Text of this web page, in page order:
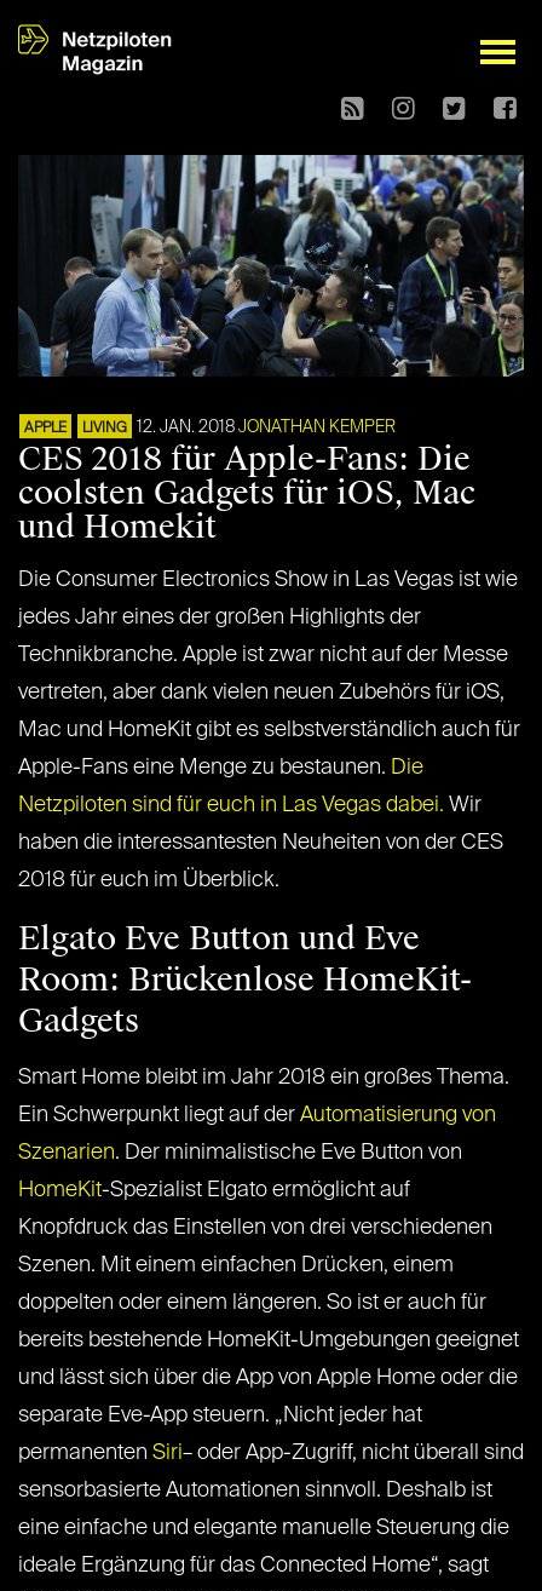
open
APPLE LIVING 12. JAN. 2018 JONATHAN KEMPER
CES 2018 für Apple-Fans: Die
coolsten Gadgets für iOS, Mac
und Homekit
Die Consumer Electronics Show in Las Vegas ist wie
jedes Jahr eines der großen Highlights der
Technikbranche. Apple ist zwar nicht auf der Messe
vertreten, aber dank vielen neuen Zubehörs für iOS,
Mac und HomeKit gibt es selbstverständlich auch für
Apple-Fans eine Menge zu bestaunen. Die
Netzpiloten sind für euch in Las Vegas dabei. Wir
haben die interessantesten Neuheiten von der CES
2018 für euch im Überblick.
Elgato Eve Button und Eve
Room: Brückenlose HomeKit-
Gadgets
Smart Home bleibt im Jahr 2018 ein großes Thema.
Ein Schwerpunkt liegt auf der Automatisierung von
Szenarien. Der minimalistische Eve Button von
HomeKit-Spezialist Elgato ermöglicht auf
Knopfdruck das Einstellen von drei verschiedenen
Szenen. Mit einem einfachen Drücken, einem
doppelten oder einem längeren. So ist er auch für
bereits bestehende HomeKit-Umgebungen geeignet
und lässt sich über die App von Apple Home oder die
separate Eve-App steuern. „Nicht jeder hat
permanenten Siri– oder App-Zugriff, nicht überall sind
sensorbasierte Automationen sinnvoll. Deshalb ist
eine einfache und elegante manuelle Steuerung die
ideale Ergänzung für das Connected Home“, sagt